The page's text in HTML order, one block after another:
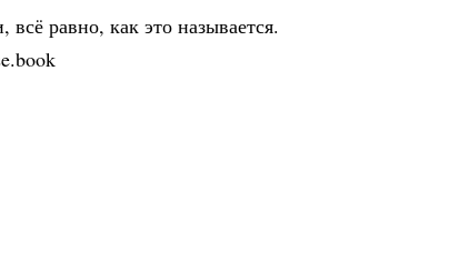
равно, как это называется.